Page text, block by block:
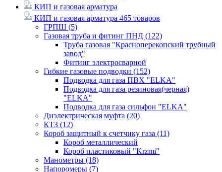
КИП и газовая арматура
КИП и газовая арматура 465 товаров
ГРПШ (5)
Газовая труба и фитинг ПНД (122)
Труба газовая "Красноперекопский трубный
завод"
Фитинг электросварной
Гибкие газовые подводки (152)
Подводка для газа ПВХ "ELKA"
Подводка для газа резиновая(черная)
"ELKA"
Подводка для газа сильфон "ELKA"
Диэлектрическая муфта (20)
КТЗ (12)
Короб защитный к счетчику газа (11)
Короб металлический
Короб пластиковый "Krzmi"
Манометры (18)
Напоромеры (7)